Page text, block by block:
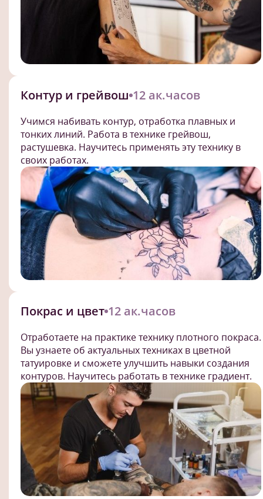
Контур и грейвош 12 ак.часов
Учимся набивать контур, отработка плавных и
тонких линий. Работа в технике грейвош,
растушевка. Научитесь применять эту технику в
своих работах.
Покрас и цвет 12 ак.часов
Отработаете на практике технику плотного покраса.
Вы узнаете об актуальных техниках в цветной
татуировке и сможете улучшить навыки создания
контуров. Научитесь работать в технике градиент.